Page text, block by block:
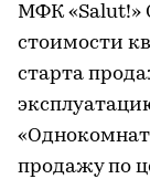
МФК «Salut!»
стоимости
старта
продажу по